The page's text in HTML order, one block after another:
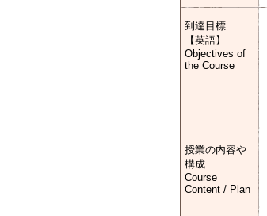
到達目標
【英語】
Objectives of
the Course
授業の内容や
構成
Course
Content / Plan